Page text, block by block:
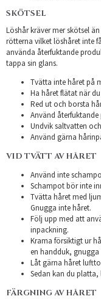
SKÖTSEL
Löshår kräver mer skötsel
rötterna vilket löshåret inte
använda återfuktande
tappa sin glans.
Tvätta inte håret på
Ha håret flätat när
Red ut och borsta
Använd
Undvik saltvatten
Använd gärna
VID TVÄTT AV HÅRET
Använd inte
Schampot bör inte
Tvätta håret med
Gnugga inte håret.
Följ upp med att
inpackning.
Krama försiktigt ur
en handduk,
Låt gärna håret
Sedan kan du
FÄRGNING AV HÅRET